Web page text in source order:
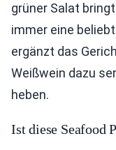
grüner Salat
immer eine
ergänzt das
Weißwein dazu
heben.
Ist diese Seafood